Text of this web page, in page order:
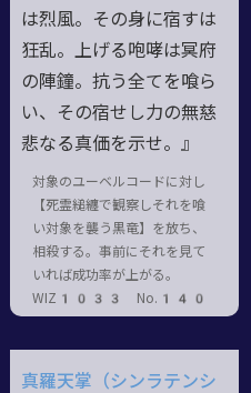
は烈風。その身に宿すは
狂乱。上げる咆哮は冥府
の陣鐘。抗う全てを喰ら
い、その宿せし力の無慈
悲なる真価を示せ。』
対象のユーベルコードに対し
【死霊縋纏で観察しそれを喰
い対象を襲う黒竜】を放ち、
相殺する。事前にそれを見て
いれば成功率が上がる。
WIZ1033 No.140
真羅天掌（シンラテンシ